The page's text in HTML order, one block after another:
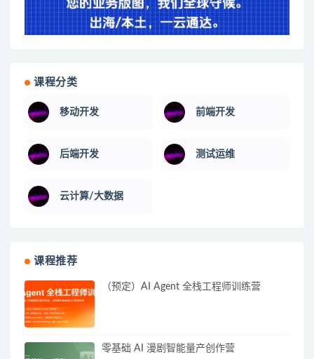
课程分类
移动开发 前端开发
后端开发 测试运维
云计算/大数据
课程推荐
（预定）AI Agent 全栈工程师训练营
零基础 AI 漫剧智能量产创作营